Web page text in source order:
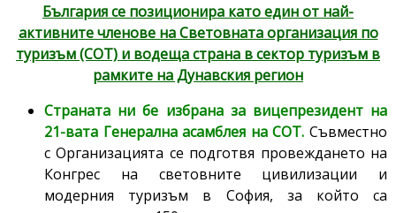
България се позиционира като един от най-
активните членове на Световната организация по
туризъм (СОТ) и водеща страна в сектор туризъм в
рамките на Дунавския регион
Страната ни бе избрана за вицепрезидент на
21-вата Генерална асамблея на СОТ. Съвместно
с Организацията се подготвя провеждането на
Конгрес на световните цивилизации и
модерния туризъм в София, за който са